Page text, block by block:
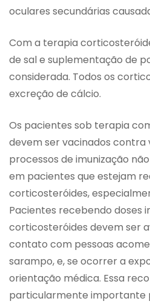
oculares secundárias
Com a terapia
de sal e suplementação de
considerada. Todos os
excreção de cálcio.
Os pacientes sob terapia
devem ser vacinados contra
processos de imunização
em pacientes que estejam
corticosteróides,
Pacientes recebendo doses
corticosteróides devem ser
contato com pessoas
sarampo, e, se ocorrer a
orientação médica. Essa
particularmente importante